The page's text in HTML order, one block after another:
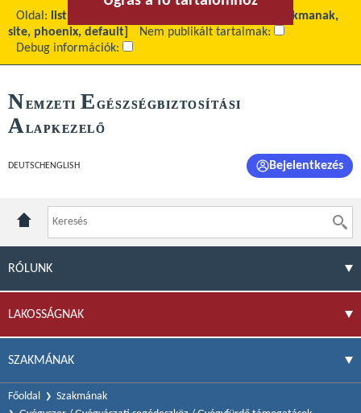
Oldal: list
[site_szakmanak,
site, phoenix, default]
Nem publikált tartalmak:
Debug információk:
NEMZETI E GÉSZSÉGBIZTOSÍTÁSI
ALAPKEZELŐ
DEUTSCH ENGLISH Bejelentkezés
RÓLUNK
LAKOSSÁGNAK
SZAKMÁNAK
Főoldal
Szakmának